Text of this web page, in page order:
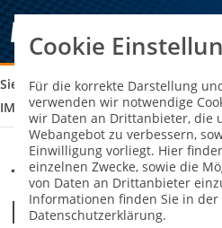
Sie sind hier: 13. DMSB
IM ADAC
13. DMSB
Ebern e.V. im ADAC
Cookie
Für die korrekte Darstellung
verwenden wir notwendige
wir Daten an Drittanbieter, die
Webangebot zu verbessern,
Einwilligung vorliegt. Hier
einzelnen Zwecke, sowie die
von Daten an Drittanbieter
Informationen finden Sie in
Datenschutzerklärung.